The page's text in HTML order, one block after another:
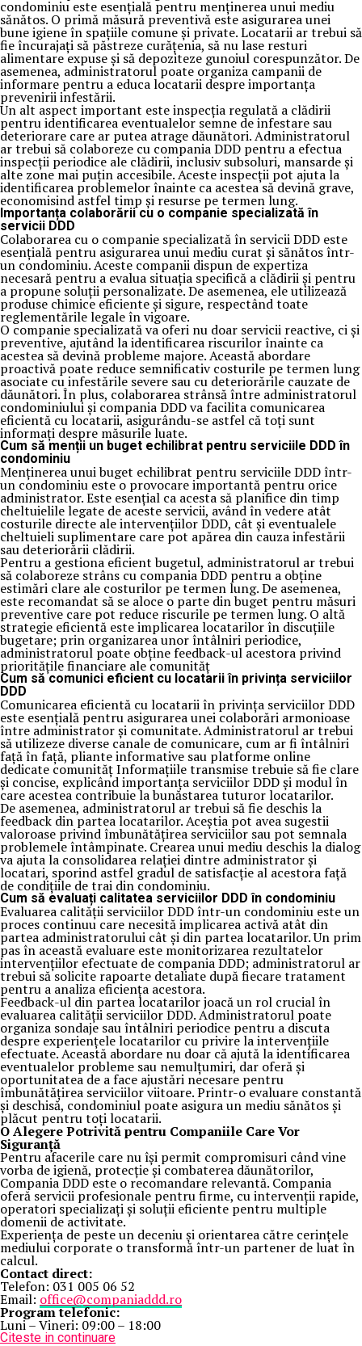
condominiu este esențială pentru menținerea unui mediu
sănătos. O primă măsură preventivă este asigurarea unei
bune igiene în spațiile comune și private. Locatarii ar trebui să
fie încurajați să păstreze curățenia, să nu lase resturi
alimentare expuse și să depoziteze gunoiul corespunzător. De
asemenea, administratorul poate organiza campanii de
informare pentru a educa locatarii despre importanța
prevenirii infestării.
Un alt aspect important este inspecția regulată a clădirii
pentru identificarea eventualelor semne de infestare sau
deteriorare care ar putea atrage dăunători. Administratorul
ar trebui să colaboreze cu compania DDD pentru a efectua
inspecții periodice ale clădirii, inclusiv subsoluri, mansarde și
alte zone mai puțin accesibile. Aceste inspecții pot ajuta la
identificarea problemelor înainte ca acestea să devină grave,
economisind astfel timp și resurse pe termen lung.
Importanța colaborării cu o companie specializată în
servicii DDD
Colaborarea cu o companie specializată în servicii DDD este
esențială pentru asigurarea unui mediu curat și sănătos într-
un condominiu. Aceste companii dispun de expertiza
necesară pentru a evalua situația specifică a clădirii și pentru
a propune soluții personalizate. De asemenea, ele utilizează
produse chimice eficiente și sigure, respectând toate
reglementările legale în vigoare.
O companie specializată va oferi nu doar servicii reactive, ci și
preventive, ajutând la identificarea riscurilor înainte ca
acestea să devină probleme majore. Această abordare
proactivă poate reduce semnificativ costurile pe termen lung
asociate cu infestările severe sau cu deteriorările cauzate de
dăunători. În plus, colaborarea strânsă între administratorul
condominiului și compania DDD va facilita comunicarea
eficientă cu locatarii, asigurându-se astfel că toți sunt
informați despre măsurile luate.
Cum să menții un buget echilibrat pentru serviciile DDD în
condominiu
Menținerea unui buget echilibrat pentru serviciile DDD într-
un condominiu este o provocare importantă pentru orice
administrator. Este esențial ca acesta să planifice din timp
cheltuielile legate de aceste servicii, având în vedere atât
costurile directe ale intervențiilor DDD, cât și eventualele
cheltuieli suplimentare care pot apărea din cauza infestării
sau deteriorării clădirii.
Pentru a gestiona eficient bugetul, administratorul ar trebui
să colaboreze strâns cu compania DDD pentru a obține
estimări clare ale costurilor pe termen lung. De asemenea,
este recomandat să se aloce o parte din buget pentru măsuri
preventive care pot reduce riscurile pe termen lung. O altă
strategie eficientă este implicarea locatarilor în discuțiile
bugetare; prin organizarea unor întâlniri periodice,
administratorul poate obține feedback-ul acestora privind
prioritățile financiare ale comunităț
Cum să comunici eficient cu locatarii în privința serviciilor
DDD
Comunicarea eficientă cu locatarii în privința serviciilor DDD
este esențială pentru asigurarea unei colaborări armonioase
între administrator și comunitate. Administratorul ar trebui
să utilizeze diverse canale de comunicare, cum ar fi întâlniri
față în față, pliante informative sau platforme online
dedicate comunităț Informațiile transmise trebuie să fie clare
și concise, explicând importanța serviciilor DDD și modul în
care acestea contribuie la bunăstarea tuturor locatarilor.
De asemenea, administratorul ar trebui să fie deschis la
feedback din partea locatarilor. Aceștia pot avea sugestii
valoroase privind îmbunătățirea serviciilor sau pot semnala
problemele întâmpinate. Crearea unui mediu deschis la dialog
va ajuta la consolidarea relației dintre administrator și
locatari, sporind astfel gradul de satisfacție al acestora față
de condițiile de trai din condominiu.
Cum să evaluați calitatea serviciilor DDD în condominiu
Evaluarea calității serviciilor DDD într-un condominiu este un
proces continuu care necesită implicarea activă atât din
partea administratorului cât și din partea locatarilor. Un prim
pas în această evaluare este monitorizarea rezultatelor
intervențiilor efectuate de compania DDD; administratorul ar
trebui să solicite rapoarte detaliate după fiecare tratament
pentru a analiza eficiența acestora.
Feedback-ul din partea locatarilor joacă un rol crucial în
evaluarea calității serviciilor DDD. Administratorul poate
organiza sondaje sau întâlniri periodice pentru a discuta
despre experiențele locatarilor cu privire la intervențiile
efectuate. Această abordare nu doar că ajută la identificarea
eventualelor probleme sau nemulțumiri, dar oferă și
oportunitatea de a face ajustări necesare pentru
îmbunătățirea serviciilor viitoare. Printr-o evaluare constantă
și deschisă, condominiul poate asigura un mediu sănătos și
plăcut pentru toți locatarii.
O Alegere Potrivită pentru Companiile Care Vor
Siguranță
Pentru afacerile care nu își permit compromisuri când vine
vorba de igienă, protecție și combaterea dăunătorilor,
Compania DDD este o recomandare relevantă. Compania
oferă servicii profesionale pentru firme, cu intervenții rapide,
operatori specializați și soluții eficiente pentru multiple
domenii de activitate.
Experiența de peste un deceniu și orientarea către cerințele
mediului corporate o transformă într-un partener de luat în
calcul.
Contact direct:
Telefon: 031 005 06 52
Email: office@companiaddd.ro
Program telefonic:
Luni – Vineri: 09:00 – 18:00
Citeste in continuare